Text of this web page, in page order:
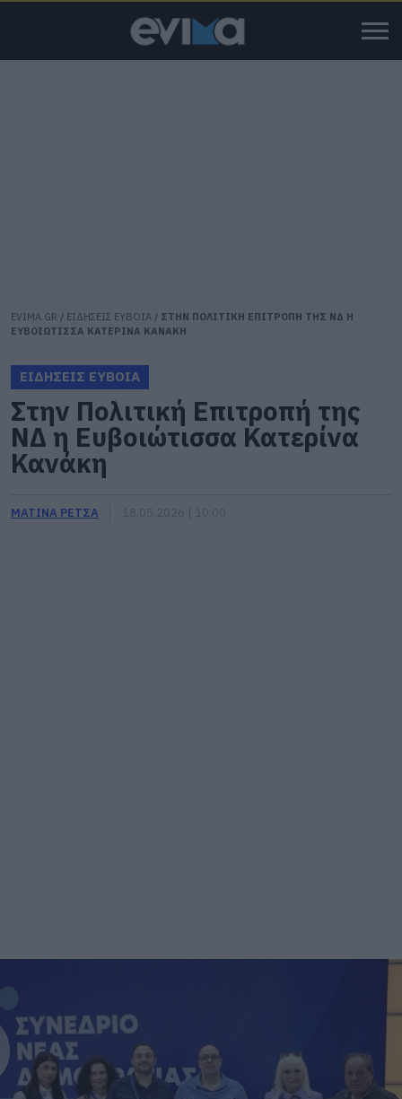
EVIMA.GR / ΕΙΔΗΣΕΙΣ ΕΥΒΟΙΑ / ΣΤΗΝ ΠΟΛΙΤΙΚΗ ΕΠΙΤΡΟΠΗ ΤΗΣ ΝΔ Η
ΕΥΒΟΙΩΤΙΣΣΑ ΚΑΤΕΡΙΝΑ ΚΑΝΑΚΗ
ΕΙΔΗΣΕΙΣ ΕΥΒΟΙΑ
Στην Πολιτική Επιτροπή της
ΝΔ η Ευβοιώτισσα Κατερίνα
Κανάκη
ΜΑΤΙΝΑ ΡΕΤΣΑ